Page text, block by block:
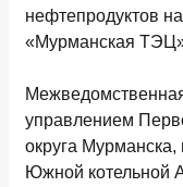
нефтепродуктов
«Мурманская
управлением
округа Мурманска,
Южной котельной